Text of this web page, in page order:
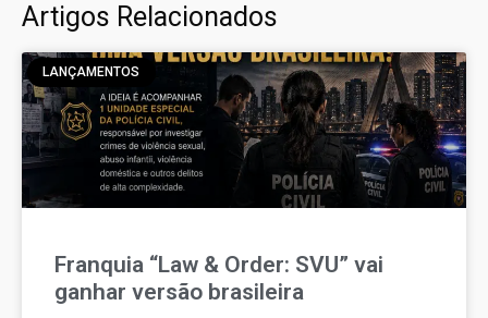
Artigos Relacionados
LANÇAMENTOS
Franquia “Law & Order: SVU” vai
ganhar versão brasileira